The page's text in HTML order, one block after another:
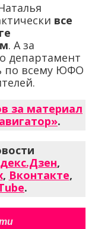
все
. А за
департамент
по всему ЮФО
за материал
.
,
, Вконтакте,
.